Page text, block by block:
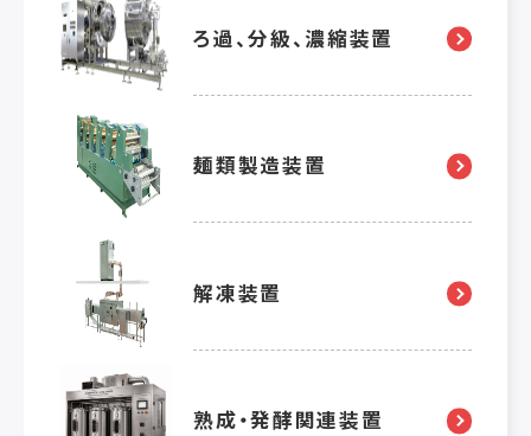
ろ過、分級、濃縮装置
麺類製造装置
解凍装置
熟成・発酵関連装置